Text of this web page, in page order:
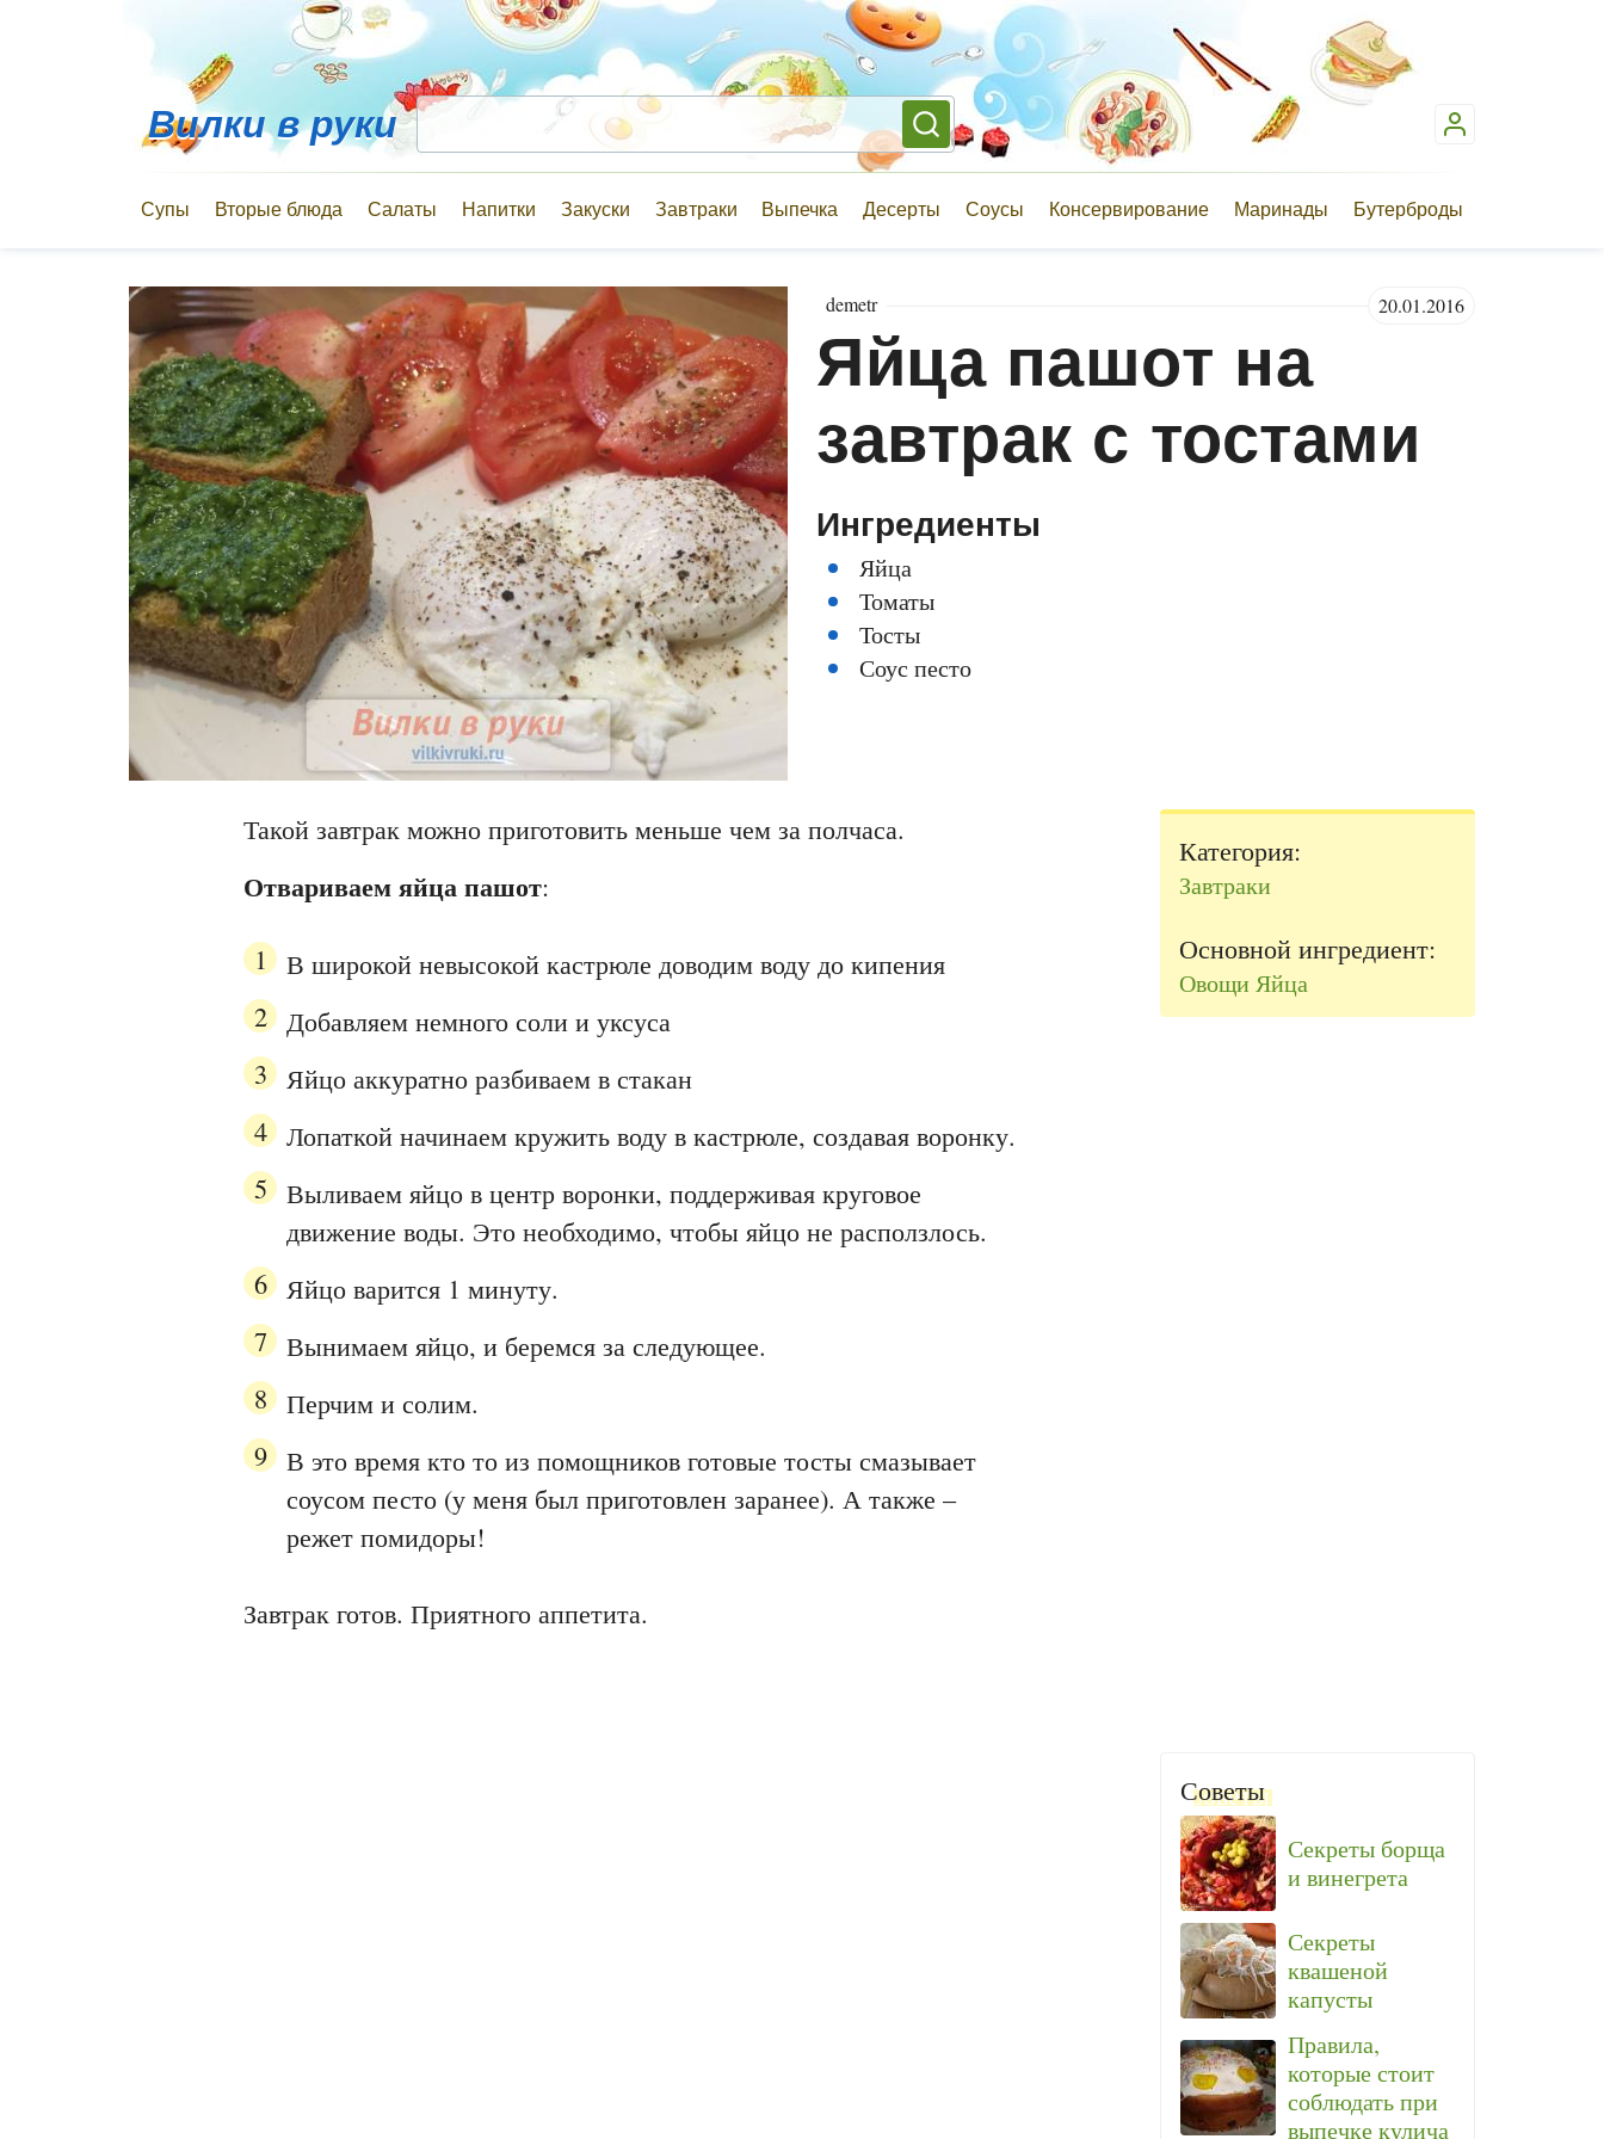
Вилки в руки
Супы Вторые блюда Салаты Напитки Закуски Завтраки Выпечка Десерты Соусы Консервирование Маринады Бутерброды
demetr 20.01.2016
Яйца пашот на
завтрак с тостами
Ингредиенты
Яйца
Томаты
Тосты
Соус песто
Такой завтрак можно приготовить меньше чем за полчаса.
Отвариваем яйца пашот:
В широкой невысокой кастрюле доводим воду до кипения
Добавляем немного соли и уксуса
Яйцо аккуратно разбиваем в стакан
Лопаткой начинаем кружить воду в кастрюле, создавая воронку.
Выливаем яйцо в центр воронки, поддерживая круговое
движение воды. Это необходимо, чтобы яйцо не расползлось.
Яйцо варится 1 минуту.
Вынимаем яйцо, и беремся за следующее.
Перчим и солим.
В это время кто то из помощников готовые тосты смазывает
соусом песто (у меня был приготовлен заранее). А также –
режет помидоры!
Завтрак готов. Приятного аппетита.
Категория:
Завтраки
Основной ингредиент:
Овощи Яйца
Советы
Секреты борща
и винегрета
Секреты
квашеной
капусты
Правила,
которые стоит
соблюдать при
выпечке кулича